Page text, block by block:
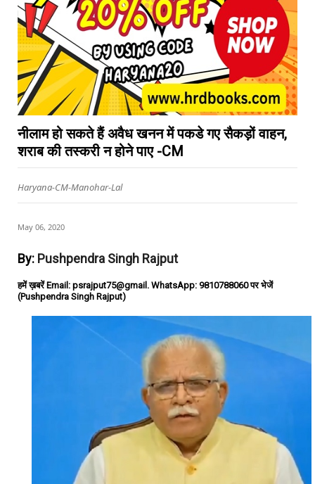
नीलाम हो सकते हैं अवैध खनन में पकडे गए सैकड़ों वाहन,
शराब की तस्करी न होने पाए -CM
Haryana-CM-Manohar-Lal
May 06, 2020
By: Pushpendra Singh Rajput
हमें ख़बरें Email: psrajput75@gmail. WhatsApp: 9810788060 पर भेजें
(Pushpendra Singh Rajput)